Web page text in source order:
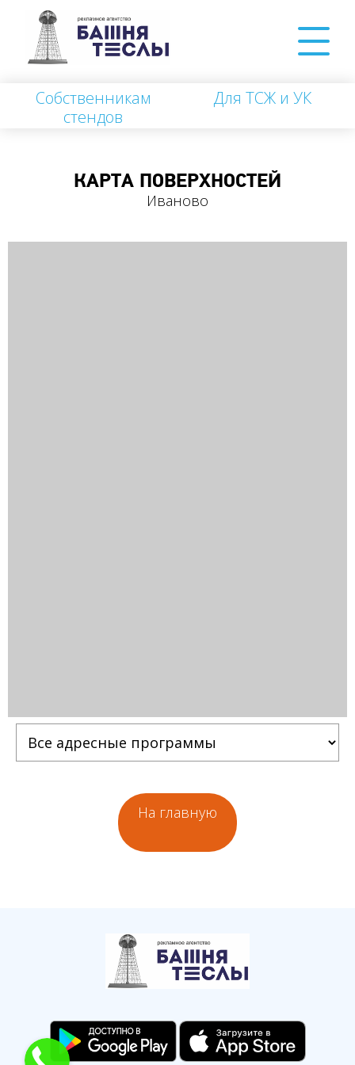
Собственникам
стендов
Для ТСЖ и УК
КАРТА ПОВЕРХНОСТЕЙ
Иваново
На главную